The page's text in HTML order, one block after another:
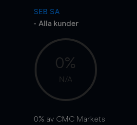
SEB SA
- Alla kunder
0%
N/A
0% av CMC Markets